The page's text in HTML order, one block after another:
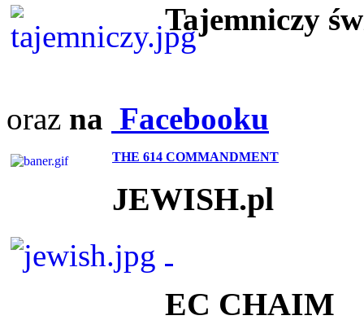
Tajemniczy
oraz na Facebooku
THE 614 COMMANDMENT
JEWISH.pl
EC CHAIM